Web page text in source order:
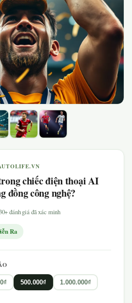
chiếc điện thoại AI
đồng công nghệ?
đánh giá đã xác minh
Ra
500.000₫ 1.000.000₫